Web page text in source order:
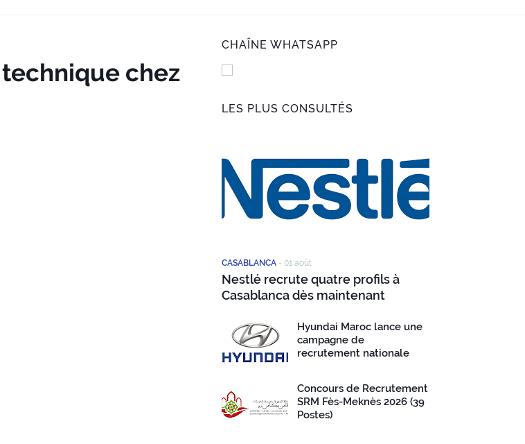
chez
CHAÎNE WHATSAPP
LES PLUS CONSULTÉS
CASABLANCA - 01 août
Nestlé recrute quatre profils à
Casablanca dès maintenant
Hyundai Maroc lance une
campagne de
recrutement nationale
Concours de Recrutement
SRM Fès-Meknès 2026 (39
Postes)